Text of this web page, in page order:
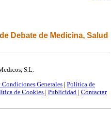
Debate de Medicina, Salud
S.L.
Generales | Política de
de Cookies | Publicidad | Contactar